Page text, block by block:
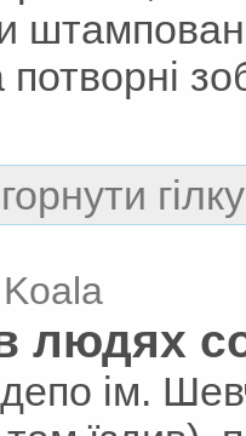
потворні
людях
ім.